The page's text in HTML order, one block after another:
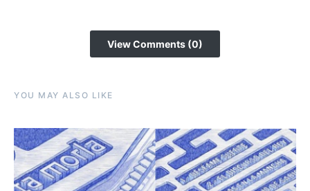
View Comments (0)
YOU MAY ALSO LIKE